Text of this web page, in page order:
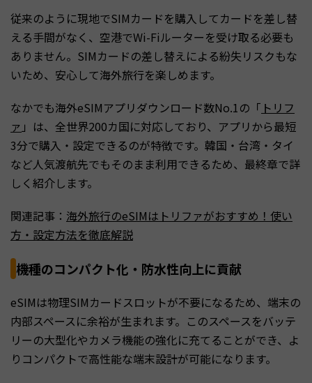
従来のように現地でSIMカードを購入してカードを差し替
える手間がなく、空港でWi-Fiルーターを受け取る必要も
ありません。SIMカードの差し替えによる紛失リスクもな
いため、安心して海外旅行を楽しめます。
なかでも海外eSIMアプリダウンロード数No.1の「 トリフ
ァ 」は、全世界200カ国に対応しており、アプリから最短
3分で購入・設定できるのが特徴です。韓国・台湾・タイ
など人気渡航先でもそのまま利用できるため、最終章で詳
しく紹介します。
関連記事： 海外旅行のeSIMはトリファがおすすめ！使い
方・設定方法を徹底解説
機種のコンパクト化・防水性向上に貢献
eSIMは物理SIMカードスロットが不要になるため、端末の
内部スペースに余裕が生まれます。このスペースをバッテ
リーの大型化やカメラ機能の強化に充てることができ、よ
りコンパクトで高性能な端末設計が可能になります。